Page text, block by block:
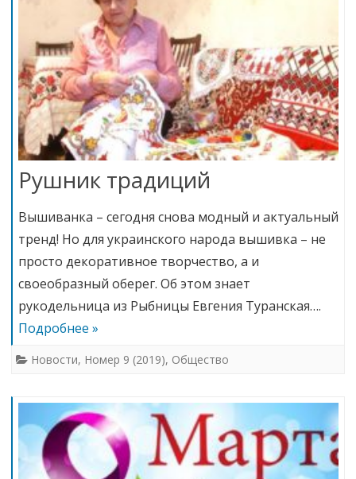
Рушник традиций
Вышиванка – сегодня снова модный и актуальный
тренд! Но для украинского народа вышивка – не
просто декоративное творчество, а и
своеобразный оберег. Об этом знает
рукодельница из Рыбницы Евгения Туранская….
Подробнее »
Новости, Номер 9 (2019), Общество